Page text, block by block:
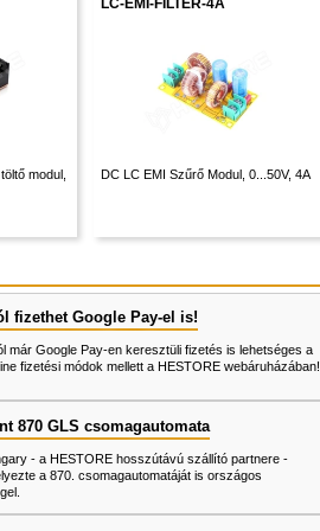
modul,
LC-EMI-FILTER-4A
DC LC EMI Szűrő Modul, 0...50V, 4A
fizethet Google Pay-el is!
már Google Pay-en keresztüli fizetés is lehetséges a
fizetési módok mellett a HESTORE webáruházában!
870 GLS csomagautomata
- a HESTORE hosszútávú szállító partnere -
a 870. csomagautomatáját is országos